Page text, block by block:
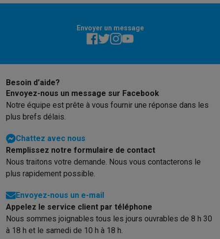
Envoyer un message
Besoin d’aide?
Envoyez-nous un message sur Facebook
Notre équipe est prête à vous fournir une réponse dans les
plus brefs délais.
Chattez avec nous
Remplissez notre formulaire de contact
Nous traitons votre demande. Nous vous contacterons le
plus rapidement possible.
Envoyez-nous un e-mail
Appelez le service client par téléphone
Nous sommes joignables tous les jours ouvrables de 8 h 30
à 18 h et le samedi de 10 h à 18 h.